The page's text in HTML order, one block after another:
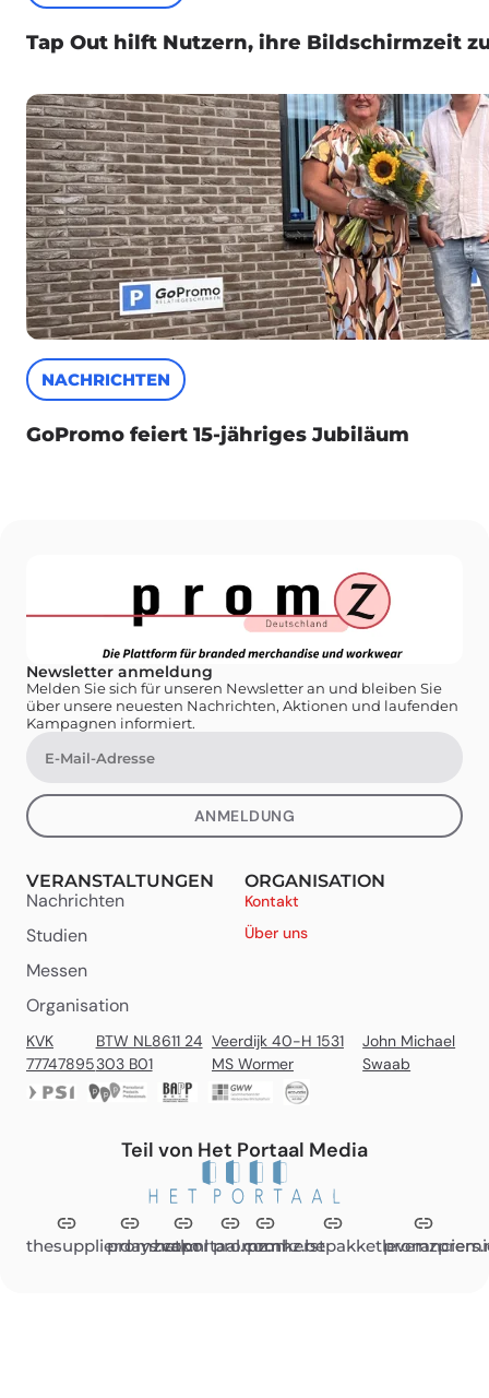
Tap Out hilft Nutzern, ihre Bildschirmzeit
NACHRICHTEN
GoPromo feiert 15-jähriges Jubiläum
Newsletter anmeldung
Melden Sie sich für unseren Newsletter an und bleiben Sie
über unsere neuesten Nachrichten, Aktionen und laufenden
Kampagnen informiert.
ANMELDUNG
VERANSTALTUNGEN
Nachrichten
Studien
Messen
Organisation
ORGANISATION
Kontakt
Über uns
KVK
77747895
BTW NL8611 24
303 B01
Veerdijk 40-H 1531
MS Wormer
John Michael
Swaab
Teil von Het Portaal Media
thesupplierdays.com
promzvak.nl
hetportaal.com
promz.nl
promz.be